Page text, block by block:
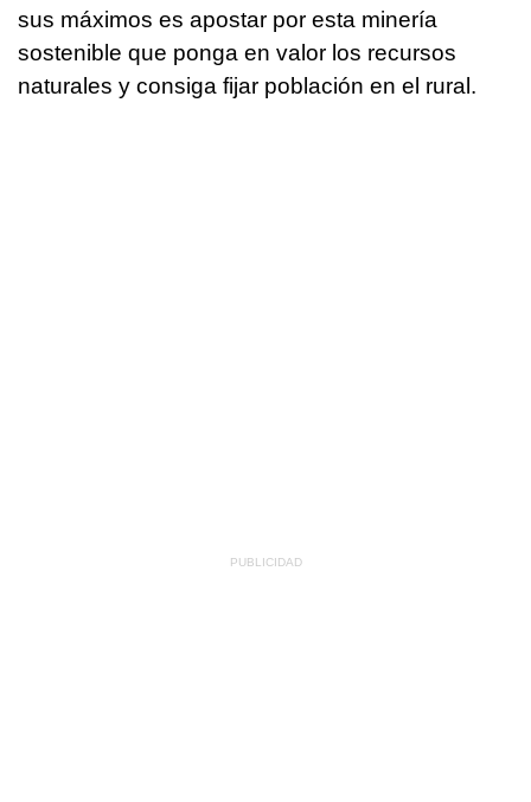
sus máximos es apostar por esta minería
sostenible que ponga en valor los recursos
naturales y consiga fijar población en el rural.